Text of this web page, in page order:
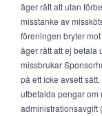
äger rätt att utan
misstanke av
föreningen bryter
äger rätt att ej betala
missbrukar
på ett icke avsett
utbetalda pengar om
administrationsavgift